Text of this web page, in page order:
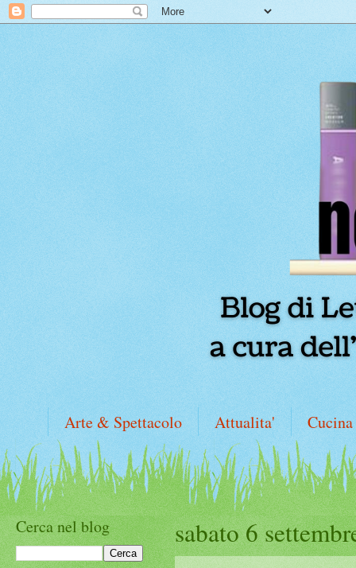
Arte & Spettacolo Attualita' Cucina
sabato 6
Cerca nel blog